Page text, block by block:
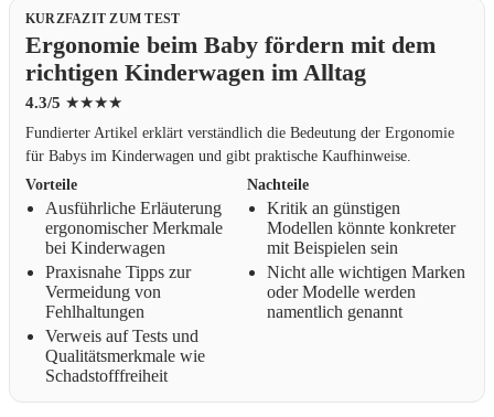
KURZFAZIT ZUM TEST
Ergonomie beim Baby fördern mit dem
richtigen Kinderwagen im Alltag
4.3/5 ★★★★
Fundierter Artikel erklärt verständlich die Bedeutung der Ergonomie
für Babys im Kinderwagen und gibt praktische Kaufhinweise.
Vorteile
Ausführliche Erläuterung
ergonomischer Merkmale
bei Kinderwagen
Praxisnahe Tipps zur
Vermeidung von
Fehlhaltungen
Verweis auf Tests und
Qualitätsmerkmale wie
Schadstofffreiheit
Nachteile
Kritik an günstigen
Modellen könnte konkreter
mit Beispielen sein
Nicht alle wichtigen Marken
oder Modelle werden
namentlich genannt